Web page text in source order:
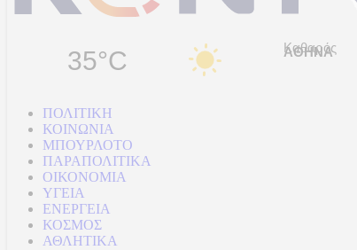
35°C Καθαρός
ΠΟΛΙΤΙΚΗ
ΚΟΙΝΩΝΙΑ
ΜΠΟΥΡΛΟΤΟ
ΠΑΡΑΠΟΛΙΤΙΚΑ
ΟΙΚΟΝΟΜΙΑ
ΥΓΕΙΑ
ΕΝΕΡΓΕΙΑ
ΚΟΣΜΟΣ
ΑΘΛΗΤΙΚΑ